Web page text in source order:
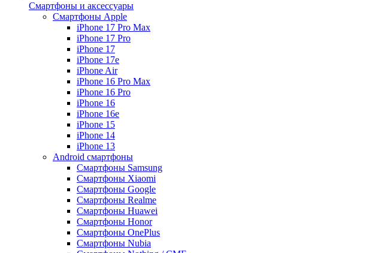
Смартфоны и аксессуары
Смартфоны Apple
iPhone 17 Pro Max
iPhone 17 Pro
iPhone 17
iPhone 17e
iPhone Air
iPhone 16 Pro Max
iPhone 16 Pro
iPhone 16
iPhone 16e
iPhone 15
iPhone 14
iPhone 13
Android cмартфоны
Смартфоны Samsung
Смартфоны Xiaomi
Смартфоны Google
Смартфоны Realme
Смартфоны Huawei
Смартфоны Honor
Смартфоны OnePlus
Смартфоны Nubia